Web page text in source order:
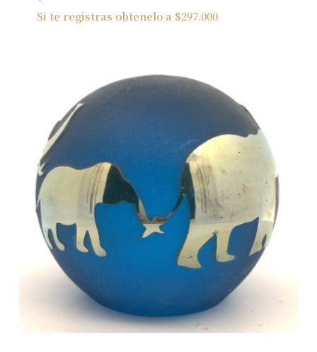
No hay productos en el carrito.
Si te registras obtenelo a $297.000